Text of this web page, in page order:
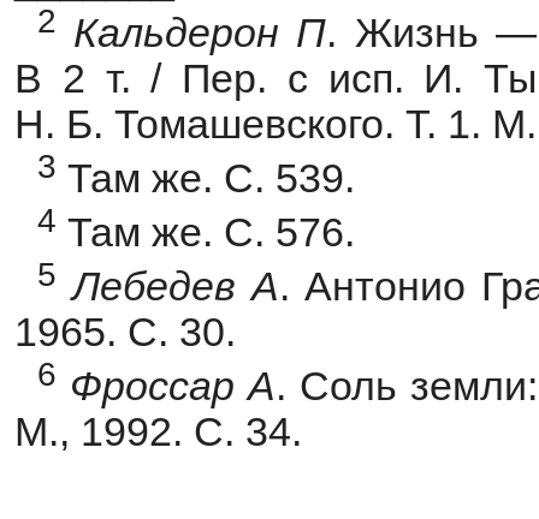
2 Кальдерон П. Жизнь —
В 2 т. / Пер. с исп. И.
Н. Б. Томашевского. Т. 1.
3 Там же. С. 539.
4 Там же. С. 576.
5 Лебедев А. Антонио
1965. С. 30.
6 Фроссар А. Соль
М., 1992. С. 34.